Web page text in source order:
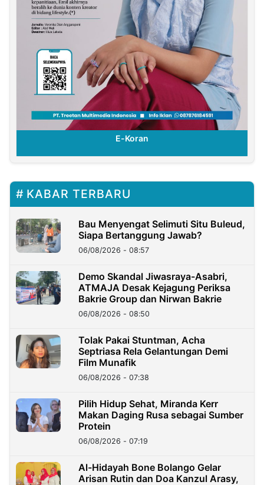
E-Koran
KABAR TERBARU
Bau Menyengat Selimuti Situ Buleud,
Siapa Bertanggung Jawab?
06/08/2026 - 08:57
Demo Skandal Jiwasraya-Asabri,
ATMAJA Desak Kejagung Periksa
Bakrie Group dan Nirwan Bakrie
06/08/2026 - 08:50
Tolak Pakai Stuntman, Acha
Septriasa Rela Gelantungan Demi
Film Munafik
06/08/2026 - 07:38
Pilih Hidup Sehat, Miranda Kerr
Makan Daging Rusa sebagai Sumber
Protein
06/08/2026 - 07:19
Al-Hidayah Bone Bolango Gelar
Arisan Rutin dan Doa Kanzul Arasy,